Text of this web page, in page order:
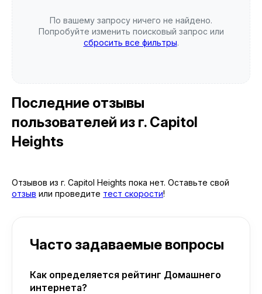
По вашему запросу ничего не найдено.
Попробуйте изменить поисковый запрос или
сбросить все фильтры.
Последние отзывы
пользователей из г. Capitol
Heights
Отзывов из г. Capitol Heights пока нет. Оставьте свой
отзыв или проведите тест скорости!
Часто задаваемые вопросы
Как определяется рейтинг Домашнего
интернета?